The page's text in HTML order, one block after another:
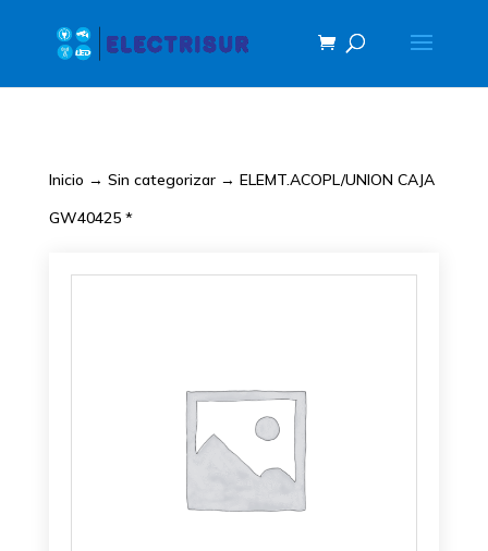
Inicio → Sin categorizar→ ELEMT.ACOPL/UNION CAJA
GW40425 *